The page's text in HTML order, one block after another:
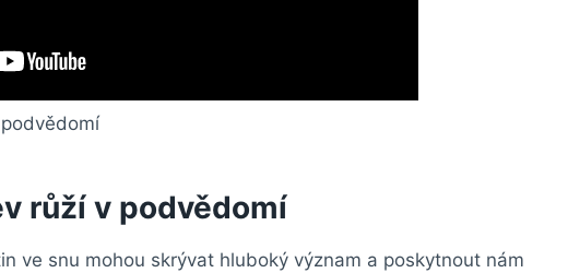
růží v podvědomí
ve snu mohou skrývat hluboký význam a poskytnout nám